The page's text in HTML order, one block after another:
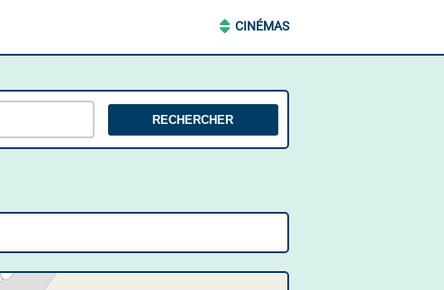
CINÉMAS
RECHERCHER